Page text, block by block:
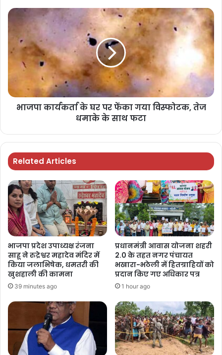
भाजपा कार्यकर्ता के घर पर फेंका गया विस्फोटक, तेज
धमाके के साथ फटा
Related Articles
भाजपा प्रदेश उपाध्यक्ष रंजना
साहू ने रुद्रेश्वर महादेव मंदिर में
किया जलाभिषेक, धमतरी की
खुशहाली की कामना
39 minutes ago
प्रधानमंत्री आवास योजना शहरी
2.0 के तहत नगर पंचायत
भखारा-भठेली में हितग्राहियों को
प्रदान किए गए अधिकार पत्र
1 hour ago